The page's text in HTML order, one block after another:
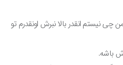
نیستم انقدر بالا نبرش اونقدرم تو
باشه.